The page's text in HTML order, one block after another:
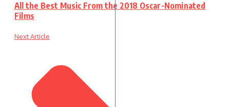
All the Best Music From the 2018 Oscar-Nominated
Films
Next Article